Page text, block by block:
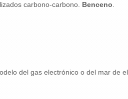
carbono-carbono. Benceno
del gas electrónico o del mar de